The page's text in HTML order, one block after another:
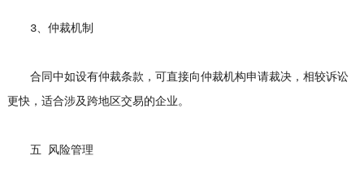
3、仲裁机制
合同中如设有仲裁条款，可直接向仲裁机构申请裁决，相较诉讼
更快，适合涉及跨地区交易的企业。
五 风险管理